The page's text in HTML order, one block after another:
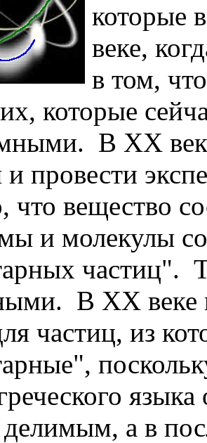
которые
веке,
в том,
которые
В XX
провести
что вещество
и молекулы
частиц".
В XX веке
частиц, из
делимым, а в